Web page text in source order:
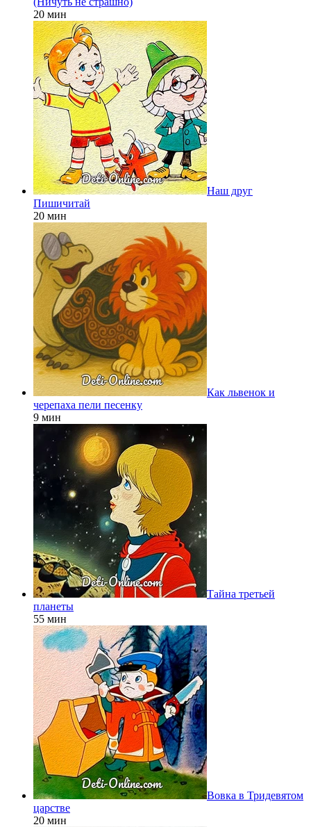
20 мин
Наш друг
Пишичитай
20 мин
Как львенок и
черепаха пели песенку
9 мин
Тайна третьей
планеты
55 мин
Вовка в Тридевятом
царстве
20 мин